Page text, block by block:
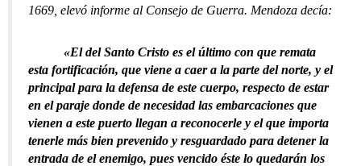
1669, elevó informe al Consejo de Guerra. Mendoza decía:
«El del Santo Cristo es el último con que remata
esta fortificación, que viene a caer a la parte del norte, y el
principal para la defensa de este cuerpo, respecto de estar
en el paraje donde de necesidad las embarcaciones que
vienen a este puerto llegan a reconocerle y el que importa
tenerle más bien prevenido y resguardado para detener la
entrada de el enemigo, pues vencido éste lo quedarán los